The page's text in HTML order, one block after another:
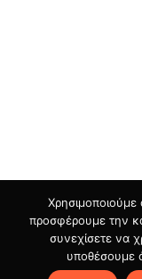
Χρησιμοποιούμε
προσφέρουμε την
συνεχίσετε να
υποθέσουμε